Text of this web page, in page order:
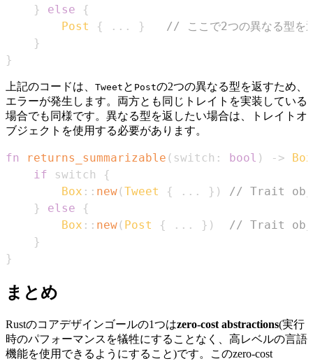
}
else
{
Post
{ ... }
// ここで2つの異なる型を
}
}
上記のコードは、 Tweet と Postの2つの異なる型を返すため、
エラーが発生します。両方とも同じトレイトを実装している
場合でも同様です。異なる型を返したい場合は、トレイトオ
ブジェクトを使用する必要があります。
fn returns_summarizable ( switch : bool ) ->
Box
if switch
{
Box :: new(Tweet { ... } )
// Trait
}
else
{
Box :: new( Post { ... } )
// Trait
}
}
まとめ
Rustのコアデザインゴールの1つはzero-cost abstractions(実行
時のパフォーマンスを犠牲にすることなく、高レベルの言語
機能を使用できるようにすること)です。このzero-cost